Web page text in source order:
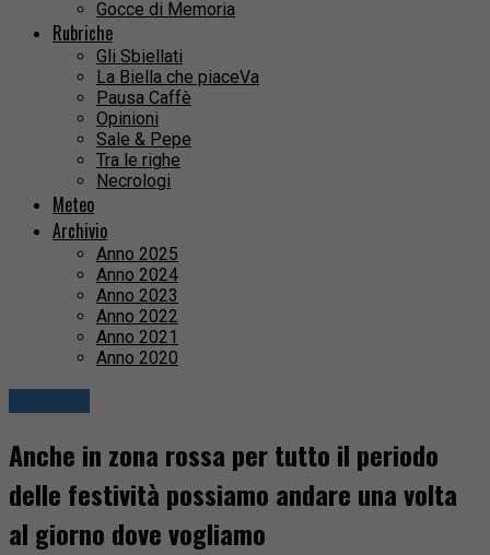
Gocce di Memoria
Rubriche
Gli Sbiellati
La Biella che piaceVa
Pausa Caffè
Opinioni
Sale & Pepe
Tra le righe
Necrologi
Meteo
Archivio
Anno 2025
Anno 2024
Anno 2023
Anno 2022
Anno 2021
Anno 2020
Anche in zona rossa per tutto il periodo
delle festività possiamo andare una volta
al giorno dove vogliamo